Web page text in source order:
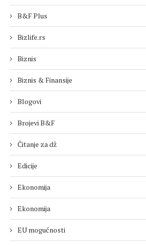
B&F Plus
Bizlife.rs
Biznis
Biznis & Finansije
Blogovi
Brojevi B&F
Čitanje za dž
Edicije
Ekonomija
Ekonomija
EU mogućnosti